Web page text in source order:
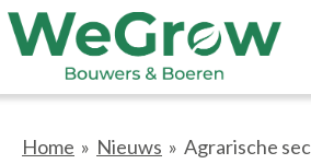
Home » Nieuws » Agrarische